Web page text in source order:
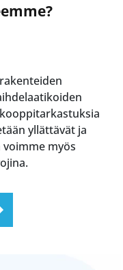
yllättävät ja
myös